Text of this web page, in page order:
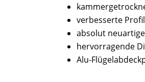
verbesserte
absolut
hervorragende
Alu-